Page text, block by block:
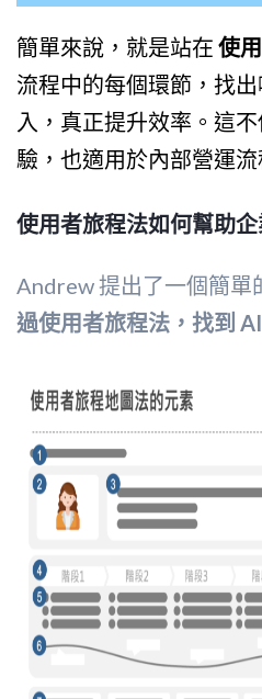
簡單來說，就是站在 使
流程中的每個環節，找
入，真正提升效率。這
驗，也適用於內部營運流
使用者旅程法如何幫助企
Andrew 提出了一個簡單
過使用者旅程法，找到